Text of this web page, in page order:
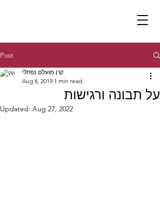
Post
על תבונה ורגישות
קרן מועלם נפתלי
Aug 8, 2019 1 min read
Updated: Aug 27, 2022